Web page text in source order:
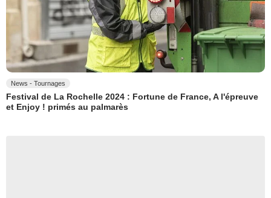
News - Tournages
Festival de La Rochelle 2024 : Fortune de France, A l'épreuve
et Enjoy ! primés au palmarès